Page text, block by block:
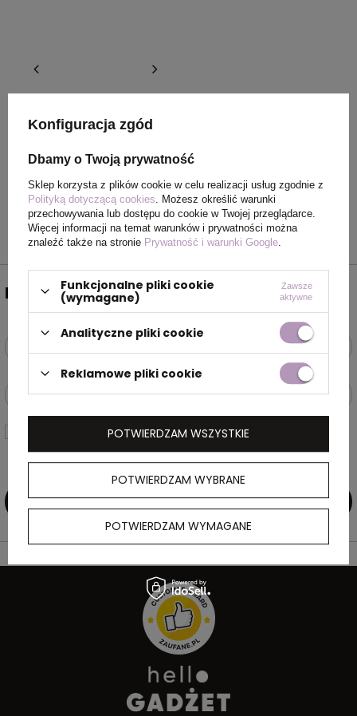
Prezentacja partnerstwa
cena
76,72 złnetto / szt.
DOSTĘPNOŚĆ: 36SZT.
NEWSLETTER
Podaj swój adres e-mail
Wyrażam zgodę na przetwarzanie moich danych osobowych
handlową (marketing). Więcej wpolityce prywatności.
ZAPISZ SIĘ DO NEWSLETTERA
Konfiguracja zgód
Dbamy o Twoją prywatność
Sklep korzysta z plików cookie w celu realizacji usług zgodnie z
Polityką dotyczącą cookies . Możesz określić warunki
przechowywania lub dostępu do cookie w Twojej przeglądarce.
Więcej informacji na temat warunków i prywatności można
znaleźć także na stronie Prywatność i warunki Google
Funkcjonalne pliki cookie
(wymagane)
Zawsze
aktywne
Analityczne pliki cookie
Reklamowe pliki cookie
POTWIERDZAM WYBRANE
POTWIERDZAM WYMAGANE
POTWIERDZAM WSZYSTKIE